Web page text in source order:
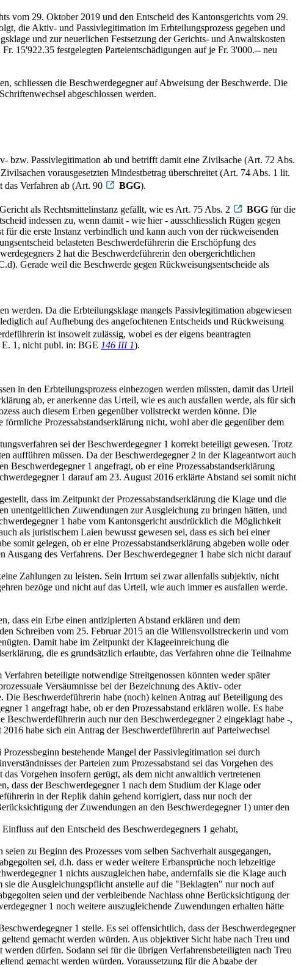
vom 29. Oktober 2019 und den Entscheid des Kantonsgerichts vom 29.
die Aktiv- und Passivlegitimation im Erbteilungsprozess gegeben und
und zur neuerlichen Festsetzung der Gerichts- und Anwaltskosten
15'922.35 festgelegten Parteientschädigungen auf je Fr. 3'000.-- neu
schliessen die Beschwerdegegner auf Abweisung der Beschwerde. Die
abgeschlossen werden.
bzw. Passivlegitimation ab und betrifft damit eine Zivilsache (Art. 72 Abs.
vorausgesetzten Mindestbetrag überschreitet (Art. 74 Abs. 1 lit.
das Verfahren ab (Art. 90 BGG).
als Rechtsmittelinstanz gefällt, wie es Art. 75 Abs. 2 BGG für die
indessen zu, wenn damit - wie hier - ausschliesslich Rügen gegen
die erste Instanz verbindlich und kann auch von der rückweisenden
belasteten Beschwerdeführerin die Erschöpfung des
2 hat die Beschwerdeführerin den obergerichtlichen
Gerade weil die Beschwerde gegen Rückweisungsentscheide als
werden. Da die Erbteilungsklage mangels Passivlegitimation abgewiesen
auf Aufhebung des angefochtenen Entscheids und Rückweisung
ist insoweit zulässig, wobei es der eigens beantragten
E. 1, nicht publ. in: BGE 146 III 1).
in den Erbteilungsprozess einbezogen werden müssten, damit das Urteil
ab, er anerkenne das Urteil, wie es auch ausfallen werde, als für sich
auch diesem Erben gegenüber vollstreckt werden könne. Die
Prozessabstandserklärung nicht, wohl aber die gegenüber dem
sei der Beschwerdegegner 1 korrekt beteiligt gewesen. Trotz
aufführen müssen. Da der Beschwerdegegner 2 in der Klageantwort auch
Beschwerdegegner 1 angefragt, ob er eine Prozessabstandserklärung
1 darauf am 23. August 2016 erklärte Abstand sei somit nicht
dass im Zeitpunkt der Prozessabstandserklärung die Klage und die
unentgeltlichen Zuwendungen zur Ausgleichung zu bringen hätten, und
1 habe vom Kantonsgericht ausdrücklich die Möglichkeit
als juristischem Laien bewusst gewesen sei, dass es sich bei einer
somit gelegen, ob er eine Prozessabstandserklärung abgeben wolle oder
des Verfahrens. Der Beschwerdegegner 1 habe sich nicht darauf
Zahlungen zu leisten. Sein Irrtum sei zwar allenfalls subjektiv, nicht
bezöge und nicht auf das Urteil, wie auch immer es ausfallen werde.
dass ein Erbe einen antizipierten Abstand erklären und dem
Schreiben vom 25. Februar 2015 an die Willensvollstreckerin und vom
Damit habe im Zeitpunkt der Klageeinreichung die
die es grundsätzlich erlaubte, das Verfahren ohne die Teilnahme
beteiligte notwendige Streitgenossen könnten weder später
Versäumnisse bei der Bezeichnung des Aktiv- oder
Die Beschwerdeführerin habe (noch) keinen Antrag auf Beteiligung des
1 angefragt habe, ob er den Prozessabstand erklären wolle. Es habe
Beschwerdeführerin auch nur den Beschwerdegegner 2 eingeklagt habe -,
habe sich ein Antrag der Beschwerdeführerin auf Parteiwechsel
bestehende Mangel der Passivlegitimation sei durch
der Parteien zum Prozessabstand sei das Vorgehen des
Vorgehen insofern gerügt, als dem nicht anwaltlich vertretenen
dass der Beschwerdegegner 1 nach dem Studium der Klage oder
in der Replik dahin gehend korrigiert, dass nur noch der
der Zuwendungen an den Beschwerdegegner 1) unter den
auf den Entscheid des Beschwerdegegners 1 gehabt,
zu Beginn des Prozesses vom selben Sachverhalt ausgegangen,
sei, d.h. dass er weder weitere Erbansprüche noch lebzeitige
1 nichts auszugleichen habe, andernfalls sie die Klage auch
die Ausgleichungspflicht anstelle auf die "Beklagten" nur noch auf
seien und der verbleibende Nachlass ohne Berücksichtigung der
1 noch weitere auszugleichende Zuwendungen erhalten hätte
1 stelle. Es sei offensichtlich, dass der Beschwerdegegner
gemacht werden würden. Aus objektiver Sicht habe nach Treu und
dürfen. Sodann sei für die übrigen Verfahrensbeteiligten nach Treu
gemacht werden würden, Voraussetzung für die Abgabe der